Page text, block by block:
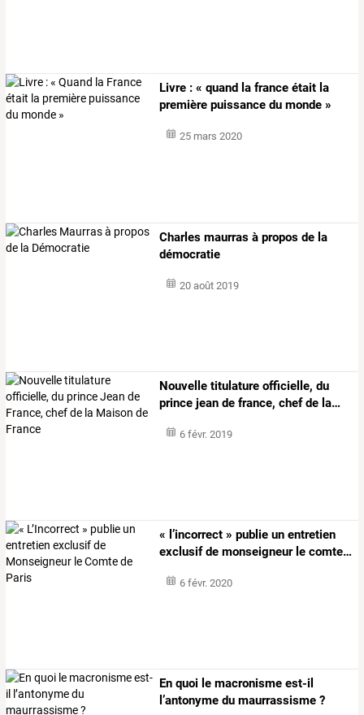
Livre : « quand la france était la
première puissance du monde »
25 mars 2020
Charles maurras à propos de la
démocratie
20 août 2019
Nouvelle titulature officielle, du
prince jean de france, chefde la…
6 févr. 2019
« l’incorrect » publie un entretien
exclusifde monseigneurle comte…
6 févr. 2020
En quoi le macronisme est-il
l’antonyme du maurrassisme ?